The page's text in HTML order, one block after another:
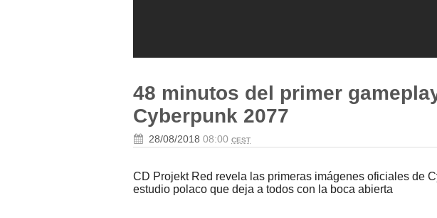
48 minutos del primer
Cyberpunk 2077
28/08/2018 08:00 CEST
CD Projekt Red revela las primeras imágenes oficiales de
estudio polaco que deja a todos con la boca abierta